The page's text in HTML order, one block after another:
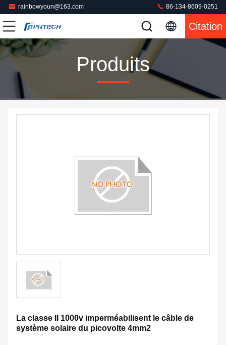
rainbowyoun@163.com 86-134-8609-0251
Citation
Produits
La classe II 1000v imperméabilisent le câble de
système solaire du picovolte 4mm2